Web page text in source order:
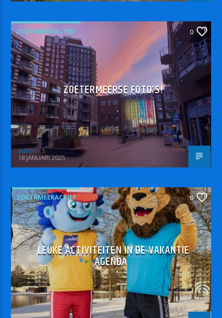
ZOETRMEERACTIEF 0
ZOETERMEERSE FOTO’S!
admin
18 JANUARI 2025
ZOETRMEERACTIEF 0
LEUKE ACTIVITEITEN IN DE VAKANTIE
AGENDA